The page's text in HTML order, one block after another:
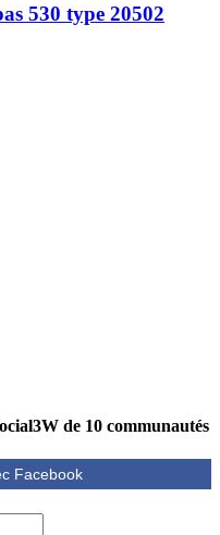
530 type 20502
de 10 communautés